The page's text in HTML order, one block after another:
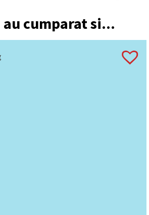
cumparat si...